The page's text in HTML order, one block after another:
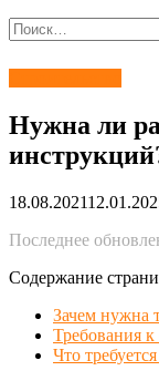
Найти:
Нужна ли
18.08.2021
Последнее
Содержание
Зачем нужна
Требования
Что